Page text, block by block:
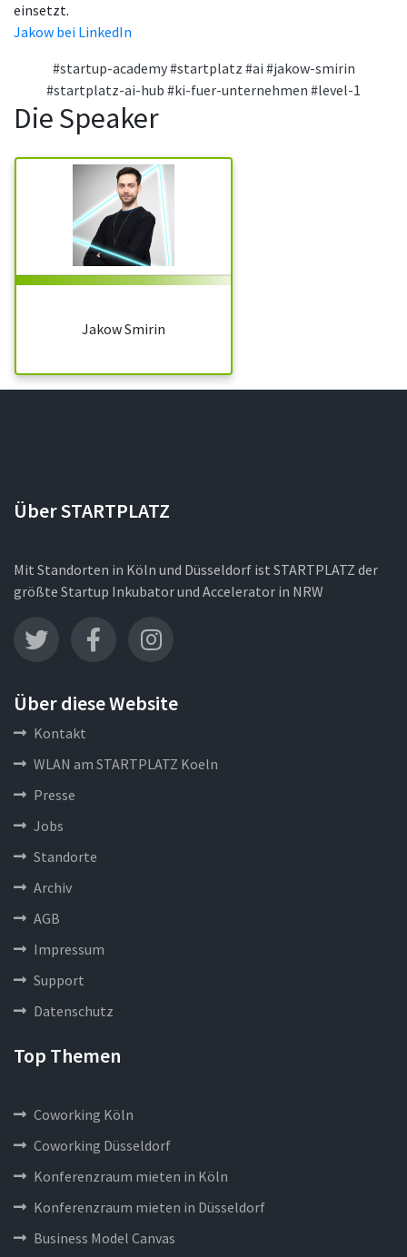
einsetzt.
Jakow bei LinkedIn
#startup-academy#startplatz #ai #jakow-smirin
#startplatz-ai-hub #ki-fuer-unternehmen #level-1
Die Speaker
Jakow Smirin
Über STARTPLATZ
Mit Standorten in Köln und Düsseldorf ist STARTPLATZ der
größte Startup Inkubator und Accelerator in NRW
Über diese Website
Kontakt
WLAN am STARTPLATZ Koeln
Presse
Jobs
Standorte
Archiv
AGB
Impressum
Support
Datenschutz
Top Themen
Coworking Köln
Coworking Düsseldorf
Konferenzraum mieten in Köln
Konferenzraum mieten in Düsseldorf
Business Model Canvas